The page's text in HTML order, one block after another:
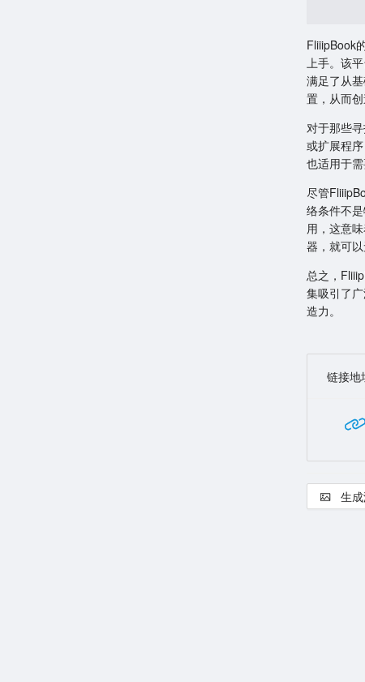
FliiipBook
上手。该
满足了从
置，从而创
对于那些
或扩展程
也适用于
尽管
络条件不
用，这意
器，就可
总之，
集吸引了
造力。
链接地
生